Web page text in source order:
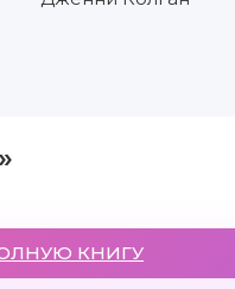
КНИГУ